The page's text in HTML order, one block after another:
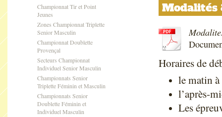
Championnat Tir et Point
Jeunes
Zones Championnat Triplette
Senior Masculin
Championnat Doublette
Provençal
Secteurs Championnat
Individuel Senior Masculin
Championnats Senior
Triplette Féminin et Masculin
Championnats Senior
Doublette Féminin et
Individuel Masculin
Modalités
Horaires de
le matin
l’après-
Les